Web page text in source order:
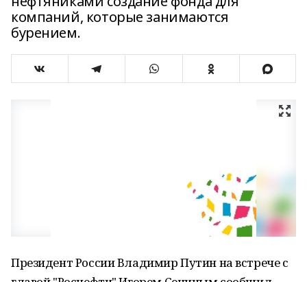
компаний, которые занимаются
бурением.
Президент России Владимир Путин на встрече с